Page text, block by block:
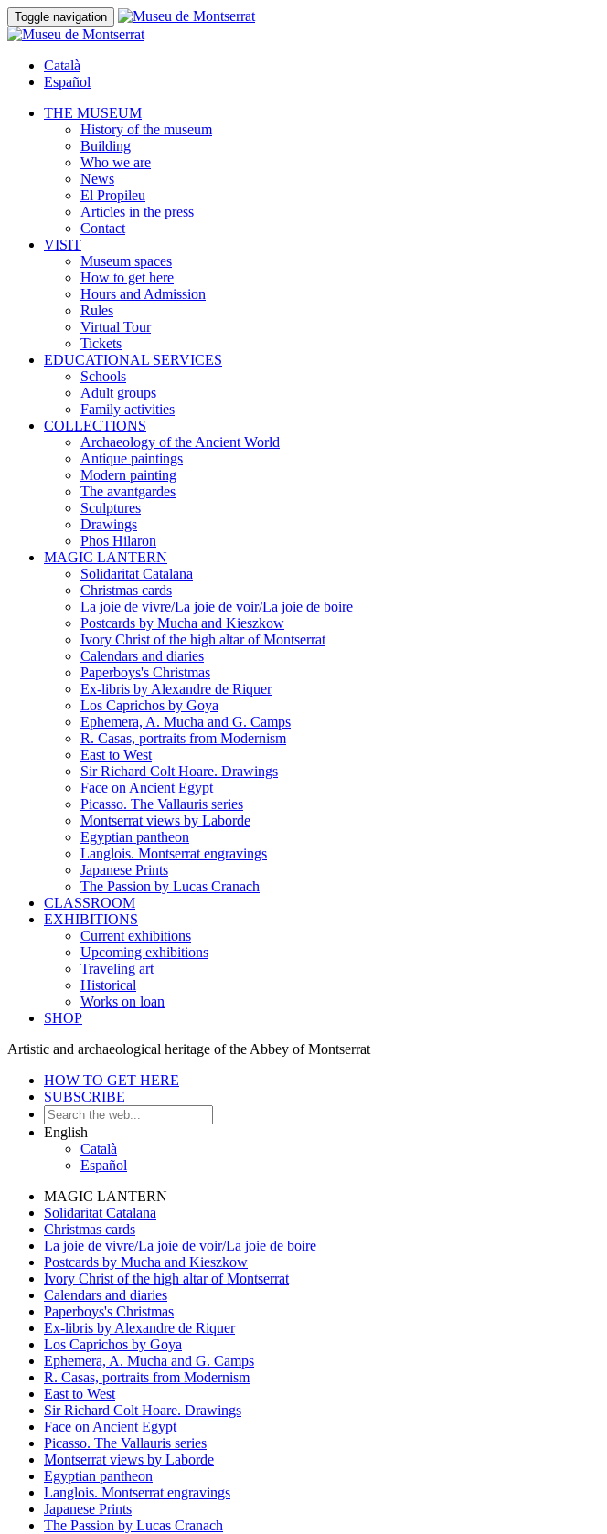
Toggle navigation
Català
Español
THE MUSEUM
History of the museum
Building
Who we are
News
El Propileu
Articles in the press
Contact
VISIT
Museum spaces
How to get here
Hours and Admission
Rules
Virtual Tour
Tickets
EDUCATIONAL SERVICES
Schools
Adult groups
Family activities
COLLECTIONS
Archaeology of the Ancient World
Antique paintings
Modern painting
The avantgardes
Sculptures
Drawings
Phos Hilaron
MAGIC LANTERN
Solidaritat Catalana
Christmas cards
La joie de vivre/La joie de voir/La joie de boire
Postcards by Mucha and Kieszkow
Ivory Christ of the high altar of Montserrat
Calendars and diaries
Paperboys's Christmas
Ex-libris by Alexandre de Riquer
Los Caprichos by Goya
Ephemera, A. Mucha and G. Camps
R. Casas, portraits from Modernism
East to West
Sir Richard Colt Hoare. Drawings
Face on Ancient Egypt
Picasso. The Vallauris series
Montserrat views by Laborde
Egyptian pantheon
Langlois. Montserrat engravings
Japanese Prints
The Passion by Lucas Cranach
CLASSROOM
EXHIBITIONS
Current exhibitions
Upcoming exhibitions
Traveling art
Historical
Works on loan
SHOP
Artistic and archaeological heritage of the Abbey of Montserrat
HOW TO GET HERE
SUBSCRIBE
English
Català
Español
MAGIC LANTERN
Solidaritat Catalana
Christmas cards
La joie de vivre/La joie de voir/La joie de boire
Postcards by Mucha and Kieszkow
Ivory Christ of the high altar of Montserrat
Calendars and diaries
Paperboys's Christmas
Ex-libris by Alexandre de Riquer
Los Caprichos by Goya
Ephemera, A. Mucha and G. Camps
R. Casas, portraits from Modernism
East to West
Sir Richard Colt Hoare. Drawings
Face on Ancient Egypt
Picasso. The Vallauris series
Montserrat views by Laborde
Egyptian pantheon
Langlois. Montserrat engravings
Japanese Prints
The Passion by Lucas Cranach